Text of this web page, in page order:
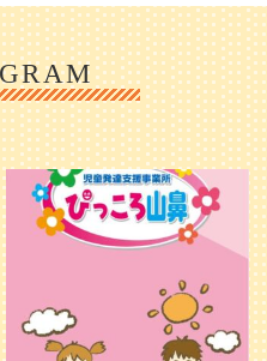
＼ 2026年6月1日 OPEN ／
...
25 0